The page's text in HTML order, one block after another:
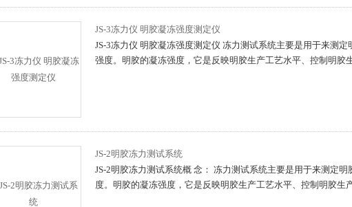
JS-3冻力仪 明胶凝冻强度测定仪
JS-3冻力仪 明胶凝冻强度测定仪 冻力测试系统主要是用于来测
强度。明胶的凝冻强度，它是反映明胶生产工艺水平、控制明胶
JS-2明胶冻力测试系统
JS-2明胶冻力测试系统概 念： 冻力测试系统主要是用于来测定
度。明胶的凝冻强度，它是反映明胶生产工艺水平、控制明胶生